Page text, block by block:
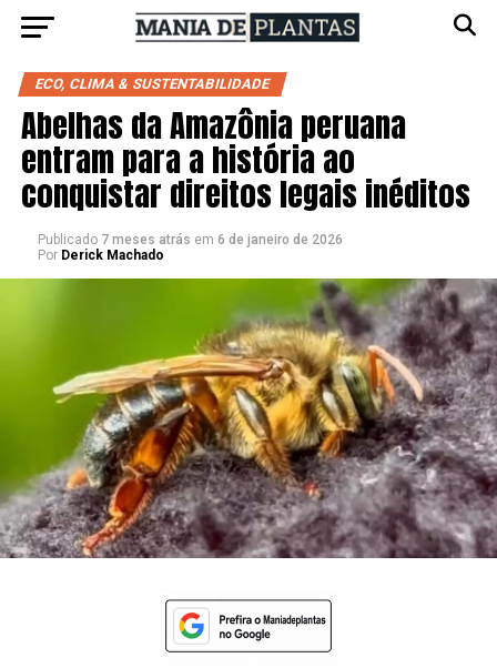
ECO, CLIMA & SUSTENTABILIDADE
Abelhas da Amazônia peruana
entram para a história ao
conquistar direitos legais inéditos
Publicado 7 meses atrás em 6 de janeiro de 2026
Por Derick Machado